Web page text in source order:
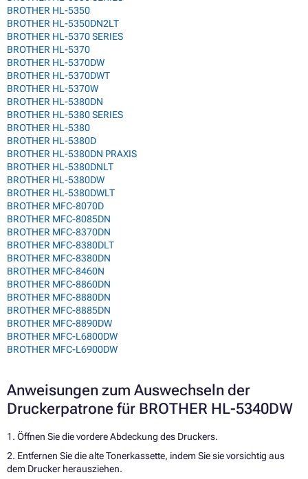
BROTHER HL-5350
BROTHER HL-5350DN2LT
BROTHER HL-5370 SERIES
BROTHER HL-5370
BROTHER HL-5370DW
BROTHER HL-5370DWT
BROTHER HL-5370W
BROTHER HL-5380DN
BROTHER HL-5380 SERIES
BROTHER HL-5380
BROTHER HL-5380D
BROTHER HL-5380DN PRAXIS
BROTHER HL-5380DNLT
BROTHER HL-5380DW
BROTHER HL-5380DWLT
BROTHER MFC-8070D
BROTHER MFC-8085DN
BROTHER MFC-8370DN
BROTHER MFC-8380DLT
BROTHER MFC-8380DN
BROTHER MFC-8460N
BROTHER MFC-8860DN
BROTHER MFC-8880DN
BROTHER MFC-8885DN
BROTHER MFC-8890DW
BROTHER MFC-L6800DW
BROTHER MFC-L6900DW
Anweisungen zum Auswechseln der
Druckerpatrone für BROTHER HL-5340DW
1. Öffnen Sie die vordere Abdeckung des Druckers.
2. Entfernen Sie die alte Tonerkassette, indem Sie sie vorsichtig aus
dem Drucker herausziehen.